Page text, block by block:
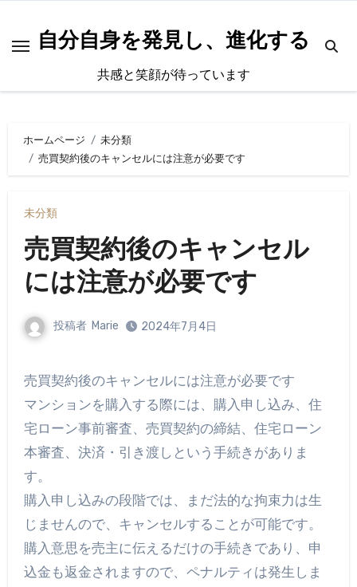
自分自身を発見し、進化する
共感と笑顔が待っています
ホームページ
未分類
売買契約後のキャンセルには注意が必要です
未分類
売買契約後のキャンセル
には注意が必要です
投稿者 Marie 2024年7月4日
売買契約後のキャンセルには注意が必要です
マンションを購入する際には、購入申し込み、住
宅ローン事前審査、売買契約の締結、住宅ローン
本審査、決済・引き渡しという手続きがありま
す。
購入申し込みの段階では、まだ法的な拘束力は生
じませんので、キャンセルすることが可能です。
購入意思を売主に伝えるだけの手続きであり、申
込金も返金されますので、ペナルティは発生しま